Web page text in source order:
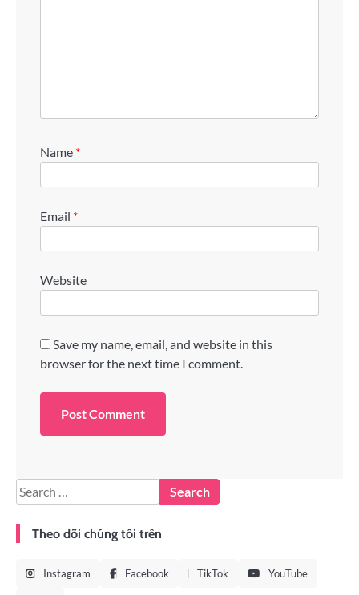
Name *
Email *
Website
Save my name, email, and website in this
browser for the next time I comment.
Theo dõi chúng tôi trên
Instagram Facebook TikTok YouTube